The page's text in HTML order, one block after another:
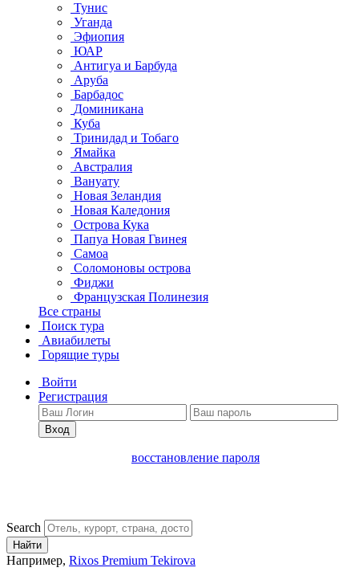
Тунис
Уганда
Эфиопия
ЮАР
Антигуа и Барбуда
Аруба
Барбадос
Доминикана
Куба
Тринидад и Тобаго
Ямайка
Австралия
Вануату
Новая Зеландия
Новая Каледония
Острова Кука
Папуа Новая Гвинея
Самоа
Соломоновы острова
Фиджи
Французская Полинезия
Все страны
Поиск тура
Авиабилеты
Горящие туры
Войти
Регистрация
Вход
восстановление пароля
Search
Найти
Например, Rixos Premium Tekirova